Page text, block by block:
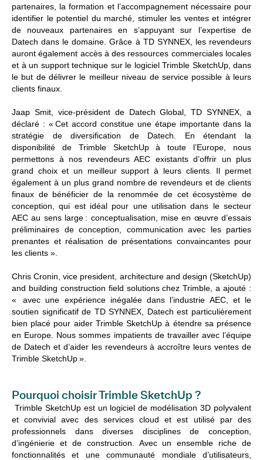
partenaires, la formation et l’accompagnement nécessaire pour
identifier le potentiel du marché, stimuler les ventes et intégrer
de nouveaux partenaires en s’appuyant sur l’expertise de
Datech dans le domaine. Grâce à TD SYNNEX, les revendeurs
auront également accès à des ressources commerciales locales
et à un support technique sur le logiciel Trimble SketchUp, dans
le but de délivrer le meilleur niveau de service possible à leurs
clients finaux.
Jaap Smit, vice-président de Datech Global, TD SYNNEX, a
déclaré : « Cet accord constitue une étape importante dans la
stratégie de diversification de Datech. En étendant la
disponibilité de Trimble SketchUp à toute l’Europe, nous
permettons à nos revendeurs AEC existants d’offrir un plus
grand choix et un meilleur support à leurs clients. Il permet
également à un plus grand nombre de revendeurs et de clients
finaux de bénéficier de la renommée de cet écosystème de
conception, qui est idéal pour une utilisation dans le secteur
AEC au sens large : conceptualisation, mise en œuvre d’essais
préliminaires de conception, communication avec les parties
prenantes et réalisation de présentations convaincantes pour
les clients ».
Chris Cronin, vice president, architecture and design (SketchUp)
and building construction field solutions chez Trimble, a ajouté :
« avec une expérience inégalée dans l’industrie AEC, et le
soutien significatif de TD SYNNEX, Datech est particulièrement
bien placé pour aider Trimble SketchUp à étendre sa présence
en Europe. Nous sommes impatients de travailler avec l’équipe
de Datech et d’aider les revendeurs à accroître leurs ventes de
Trimble SketchUp ».
Pourquoi choisir Trimble SketchUp ?
Trimble SketchUp est un logiciel de modélisation 3D polyvalent
et convivial avec des services cloud et est utilisé par des
professionnels dans diverses disciplines de conception,
d’ingénierie et de construction. Avec un ensemble riche de
fonctionnalités et une communauté mondiale d’utilisateurs,